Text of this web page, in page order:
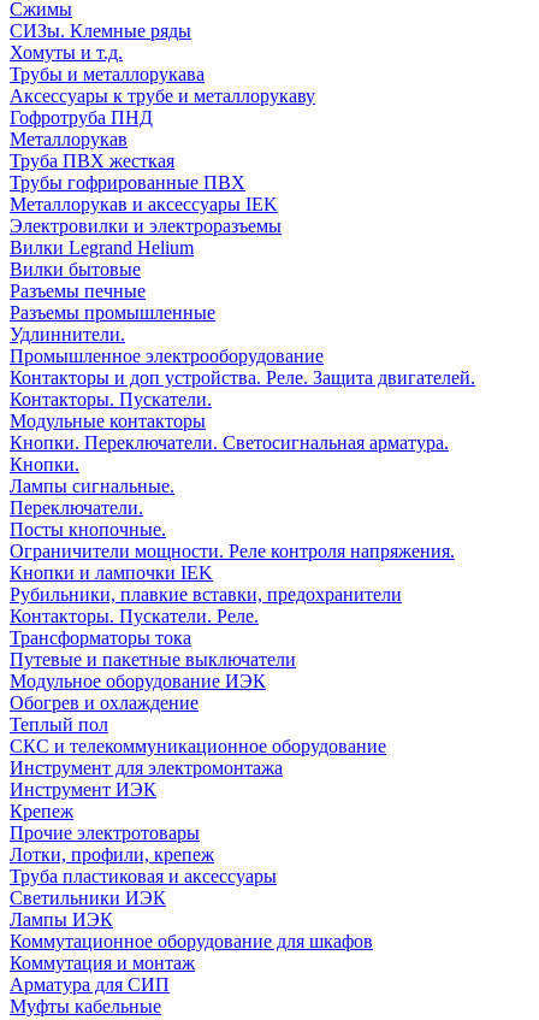
Сжимы
СИЗы. Клемные ряды
Хомуты и т.д.
Трубы и металлорукава
Аксессуары к трубе и металлорукаву
Гофротруба ПНД
Металлорукав
Труба ПВХ жесткая
Трубы гофрированные ПВХ
Металлорукав и аксессуары IEK
Электровилки и электроразъемы
Вилки Legrand Helium
Вилки бытовые
Разъемы печные
Разъемы промышленные
Удлиннители.
Промышленное электрооборудование
Контакторы и доп устройства. Реле. Защита двигателей.
Контакторы. Пускатели.
Модульные контакторы
Кнопки. Переключатели. Светосигнальная арматура.
Кнопки.
Лампы сигнальные.
Переключатели.
Посты кнопочные.
Ограничители мощности. Реле контроля напряжения.
Кнопки и лампочки IEK
Рубильники, плавкие вставки, предохранители
Контакторы. Пускатели. Реле.
Трансформаторы тока
Путевые и пакетные выключатели
Модульное оборудование ИЭК
Обогрев и охлаждение
Теплый пол
СКС и телекоммуникационное оборудование
Инструмент для электромонтажа
Инструмент ИЭК
Крепеж
Прочие электротовары
Лотки, профили, крепеж
Труба пластиковая и аксессуары
Светильники ИЭК
Лампы ИЭК
Коммутационное оборудование для шкафов
Коммутация и монтаж
Арматура для СИП
Муфты кабельные